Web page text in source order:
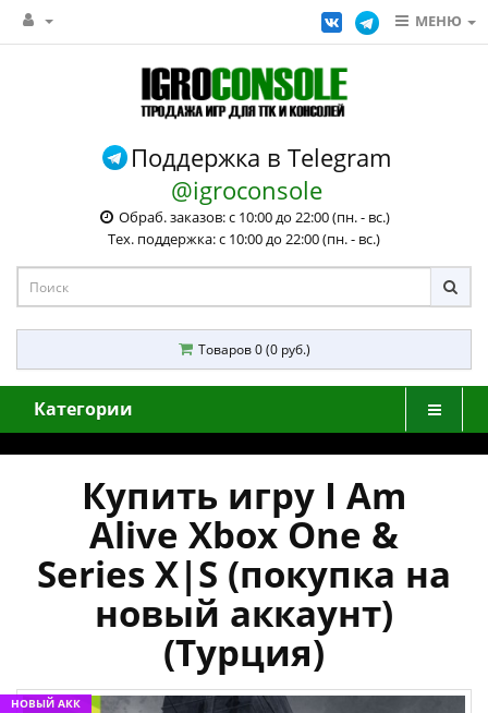
МЕНЮ
Поддержка в Telegram
@igroconsole
Обраб. заказов: с 10:00 до 22:00 (пн. - вс.)
Тех. поддержка: с 10:00 до 22:00 (пн. - вс.)
Товаров 0 (0 руб.)
Категории
Купить игру I Am
Alive Xbox One &
Series X|S (покупка на
новый аккаунт)
(Турция)
НОВЫЙ АКК